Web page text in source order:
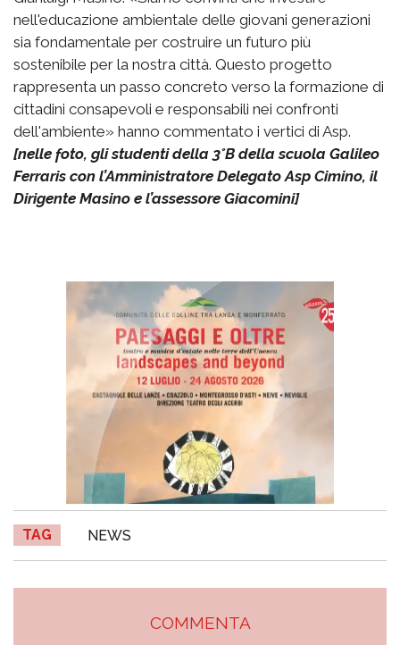
nell'educazione ambientale delle giovani generazioni
sia fondamentale per costruire un futuro più
sostenibile per la nostra città. Questo progetto
rappresenta un passo concreto verso la formazione di
cittadini consapevoli e responsabili nei confronti
dell'ambiente» hanno commentato i vertici di Asp.
[nelle foto, gli studenti della 3°B della scuola Galileo
Ferraris con l’Amministratore Delegato Asp Cimino, il
Dirigente Masino e l’assessore Giacomini]
TAG NEWS
COMMENTA